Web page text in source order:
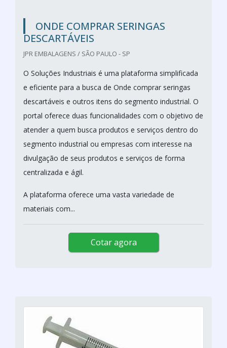
ONDE COMPRAR SERINGAS
DESCARTÁVEIS
JPR EMBALAGENS / SÃO PAULO - SP
O Soluções Industriais é uma plataforma simplificada
e eficiente para a busca de Onde comprar seringas
descartáveis e outros itens do segmento industrial. O
portal oferece duas funcionalidades com o objetivo de
atender a quem busca produtos e serviços dentro do
segmento industrial ou empresas com interesse na
divulgação de seus produtos e serviços de forma
centralizada e ágil.
A plataforma oferece uma vasta variedade de
materiais com...
Cotar agora